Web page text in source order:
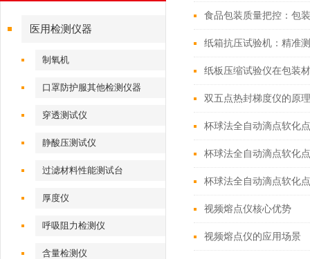
医用检测仪器
制氧机
口罩防护服其他检测仪器
穿透测试仪
静酸压测试仪
过滤材料性能测试台
厚度仪
呼吸阻力检测仪
含量检测仪
食品包装质量把控：包
纸箱抗压试验机：精准
纸板压缩试验仪在包装
双五点热封梯度仪的原
杯球法全自动滴点软化
杯球法全自动滴点软化
杯球法全自动滴点软化
视频熔点仪核心优势
视频熔点仪的应用场景